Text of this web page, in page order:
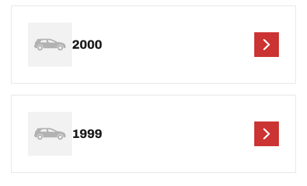
2000
1999